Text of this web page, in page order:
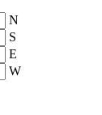
N
S
E
W